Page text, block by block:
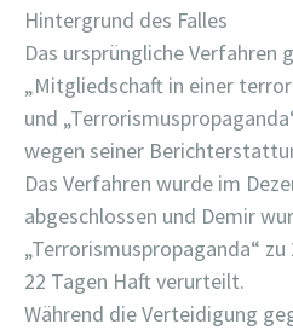
Hintergrund des Falles
Das ursprüngliche Verfahren
„Mitgliedschaft in einer
und
wegen seiner
Das Verfahren wurde im
abgeschlossen und Demir
„Terrorismuspropaganda“
22 Tagen Haft verurteilt.
Während die Verteidigung